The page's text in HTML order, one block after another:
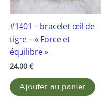
#1401 – bracelet œil de
tigre – « Force et
équilibre »
24,00 €
Ajouter au panier